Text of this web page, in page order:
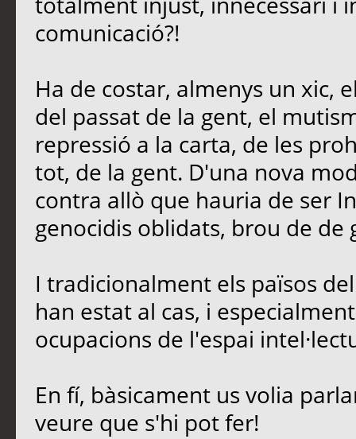
comunicació?!
Ha de costar, almenys un xic,
del passat de la gent, el
repressió a la carta, de les
tot, de la gent. D'una nova
contra allò que hauria de ser
genocidis oblidats, brou de de
I tradicionalment els països
han estat al cas, i
ocupacions de l'espai
En fí, bàsicament us volia
veure que s'hi pot fer!